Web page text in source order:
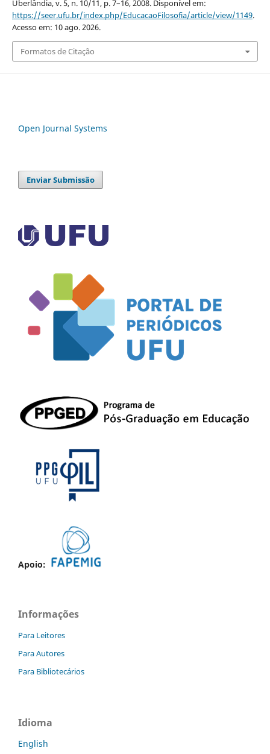
Uberlândia, v. 5, n. 10/11, p. 7–16, 2008. Disponível em:
https://seer.ufu.br/index.php/EducacaoFilosofia/article/view/1149.
Acesso em: 10 ago. 2026.
Formatos de Citação
Open Journal Systems
Enviar Submissão
Apoio:
Informações
Para Leitores
Para Autores
Para Bibliotecários
Idioma
English